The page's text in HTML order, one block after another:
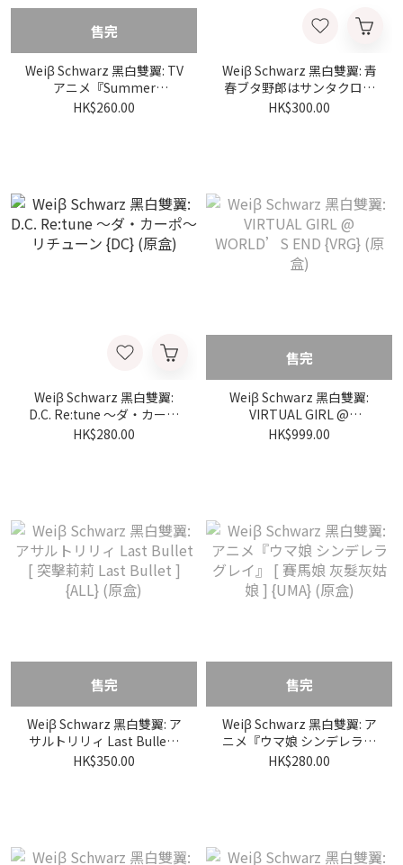
售完
Weiβ Schwarz 黑白雙翼: TV
アニメ『Summer
Pockets』 {SMP} (原盒)
HK$260.00
Weiβ Schwarz 黑白雙翼: 青
春ブタ野郎はサンタクロー
スの夢を見ない [青春豬頭少
HK$300.00
Weiβ Schwarz 黑白雙翼:
D.C. Re:tune ～ダ・カーポ
～ リチューン {DC} (原盒)
HK$280.00
售完
Weiβ Schwarz 黑白雙翼:
VIRTUAL GIRL @
WORLD’S END {VRG} (原
HK$999.00
售完
Weiβ Schwarz 黑白雙翼: ア
サルトリリィ Last Bullet [
突擊莉莉 Last Bullet ]
HK$350.00
售完
Weiβ Schwarz 黑白雙翼: ア
ニメ『ウマ娘 シンデレラグ
レイ』 [ 賽馬娘 灰髮灰姑娘 ]
HK$280.00